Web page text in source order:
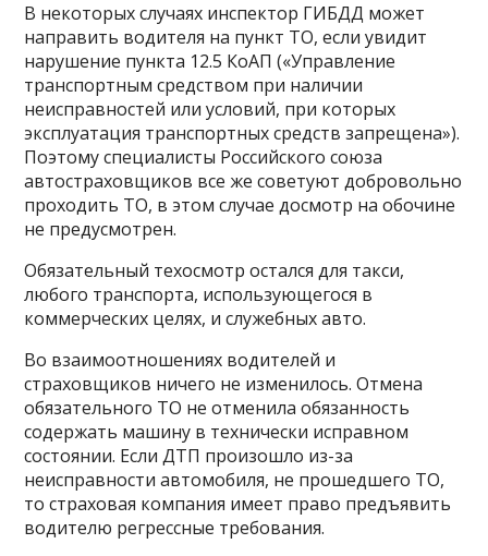
В некоторых случаях инспектор ГИБДД может
направить водителя на пункт ТО, если увидит
нарушение пункта 12.5 КоАП («Управление
транспортным средством при наличии
неисправностей или условий, при которых
эксплуатация транспортных средств запрещена»).
Поэтому специалисты Российского союза
автостраховщиков все же советуют добровольно
проходить ТО, в этом случае досмотр на обочине
не предусмотрен.
Обязательный техосмотр остался для такси,
любого транспорта, использующегося в
коммерческих целях, и служебных авто.
Во взаимоотношениях водителей и
страховщиков ничего не изменилось. Отмена
обязательного ТО не отменила обязанность
содержать машину в технически исправном
состоянии. Если ДТП произошло из-за
неисправности автомобиля, не прошедшего ТО,
то страховая компания имеет право предъявить
водителю регрессные требования.